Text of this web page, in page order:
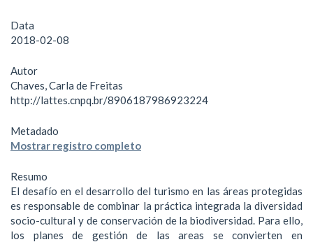
Data
2018-02-08
Autor
Chaves, Carla de Freitas
http://lattes.cnpq.br/8906187986923224
Metadado
Mostrar registro completo
Resumo
El desafío en el desarrollo del turismo en las áreas protegidas
es responsable de combinar la práctica integrada la diversidad
socio-cultural y de conservación de la biodiversidad. Para ello,
los planes de gestión de las areas se convierten en